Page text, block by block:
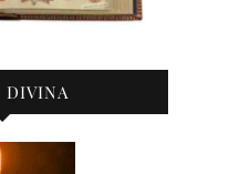
DIVINA